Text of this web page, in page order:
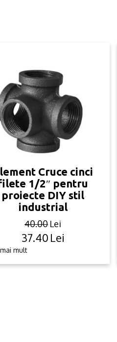
Cruce cinci
1/2″ pentru
proiecte DIY stil
industrial
40.00 Lei
Original
was:
37.40 Lei
Current
is:
mult